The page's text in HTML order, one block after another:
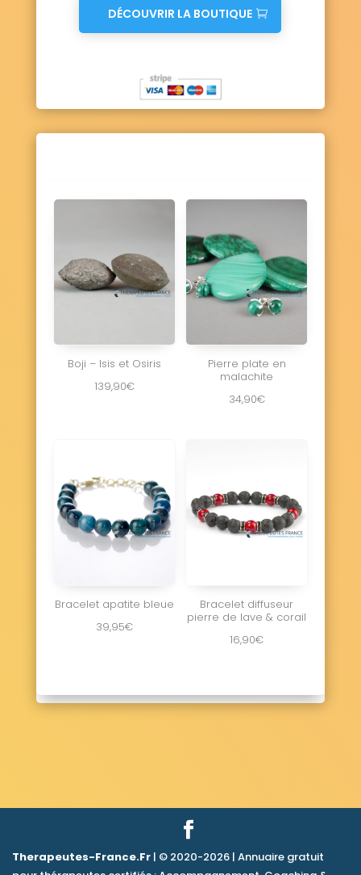
DÉCOUVRIR LA BOUTIQUE
Boji – Isis et Osiris
139,90€
Pierre plate en
malachite
34,90€
Bracelet apatite bleue
39,95€
Bracelet diffuseur
pierre de lave & corail
16,90€
Therapeutes-France.Fr | © 2020-2026 | Annuaire gratuit